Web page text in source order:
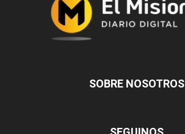
SOBRE NOSOTROS